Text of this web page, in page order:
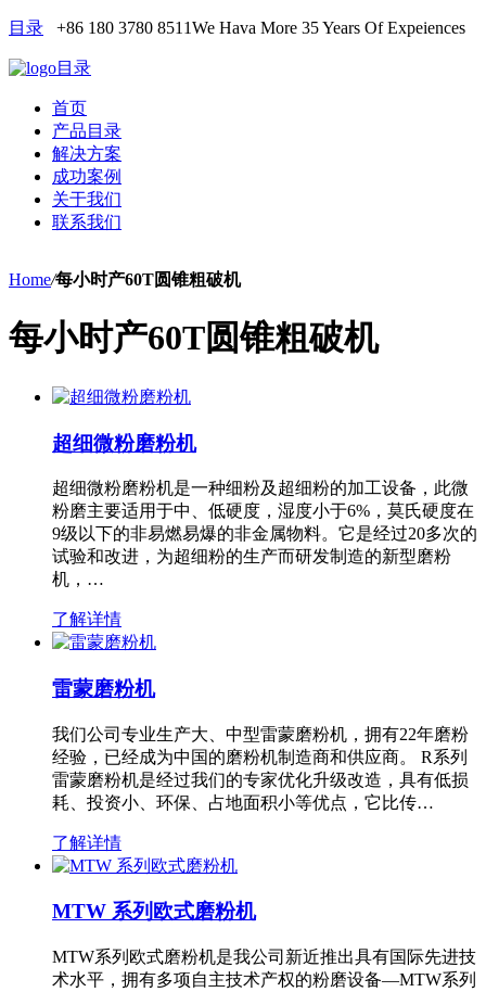
目录 +86 180 3780 8511We Hava More 35 Years Of Expeiences
目录
首页
产品目录
解决方案
成功案例
关于我们
联系我们
Home/每小时产60T圆锥粗破机
每小时产60T圆锥粗破机
超细微粉磨粉机
超细微粉磨粉机是一种细粉及超细粉的加工设备，此微
粉磨主要适用于中、低硬度，湿度小于6%，莫氏硬度在
9级以下的非易燃易爆的非金属物料。它是经过20多次的
试验和改进，为超细粉的生产而研发制造的新型磨粉
机，…
了解详情
雷蒙磨粉机
我们公司专业生产大、中型雷蒙磨粉机，拥有22年磨粉
经验，已经成为中国的磨粉机制造商和供应商。 R系列
雷蒙磨粉机是经过我们的专家优化升级改造，具有低损
耗、投资小、环保、占地面积小等优点，它比传…
了解详情
MTW 系列欧式磨粉机
MTW系列欧式磨粉机是我公司新近推出具有国际先进技
术水平，拥有多项自主技术产权的粉磨设备—MTW系列